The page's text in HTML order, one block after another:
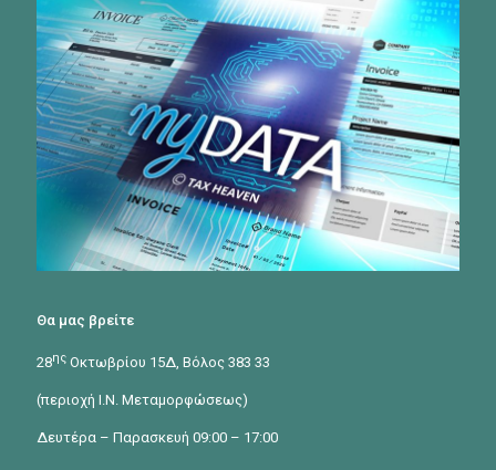
Θα μας βρείτε
28ης Οκτωβρίου 15Δ, Βόλος 383 33
(περιοχή Ι.Ν. Μεταμορφώσεως)
Δευτέρα – Παρασκευή 09:00 – 17:00